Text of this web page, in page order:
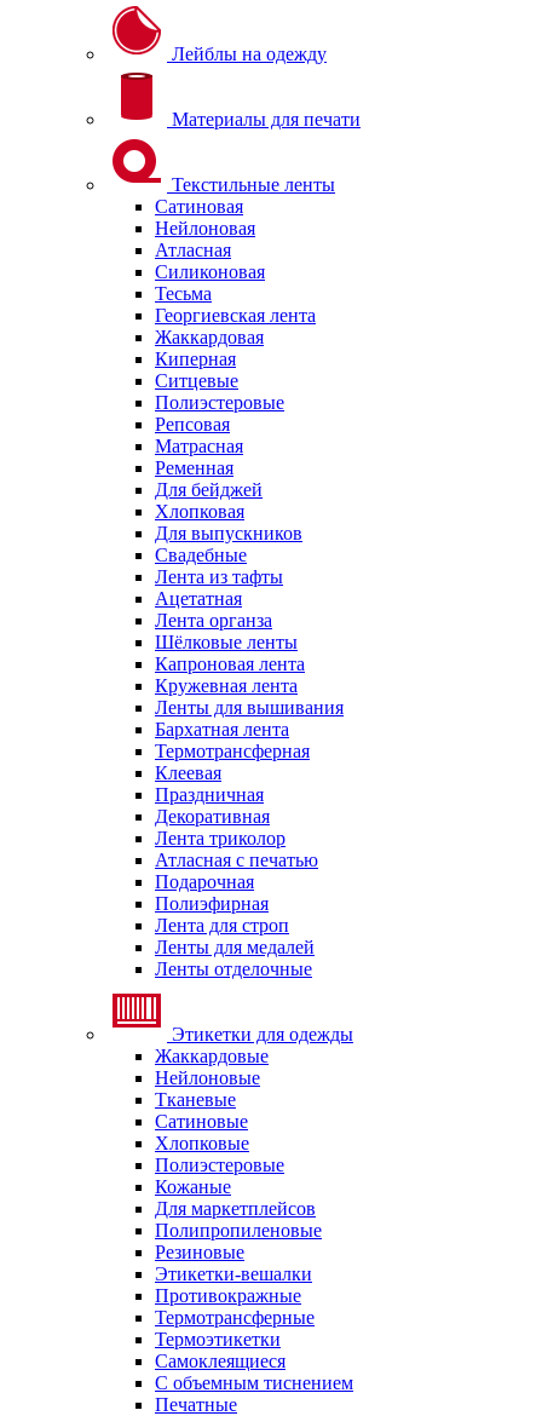
Лейблы на одежду
Материалы для печати
Текстильные ленты
Сатиновая
Нейлоновая
Атласная
Силиконовая
Тесьма
Георгиевская лента
Жаккардовая
Киперная
Ситцевые
Полиэстеровые
Репсовая
Матрасная
Ременная
Для бейджей
Хлопковая
Для выпускников
Свадебные
Лента из тафты
Ацетатная
Лента органза
Шёлковые ленты
Капроновая лента
Кружевная лента
Ленты для вышивания
Бархатная лента
Термотрансферная
Клеевая
Праздничная
Декоративная
Лента триколор
Атласная с печатью
Подарочная
Полиэфирная
Лента для строп
Ленты для медалей
Ленты отделочные
Этикетки для одежды
Жаккардовые
Нейлоновые
Тканевые
Сатиновые
Хлопковые
Полиэстеровые
Кожаные
Для маркетплейсов
Полипропиленовые
Резиновые
Этикетки-вешалки
Противокражные
Термотрансферные
Термоэтикетки
Самоклеящиеся
С объемным тиснением
Печатные